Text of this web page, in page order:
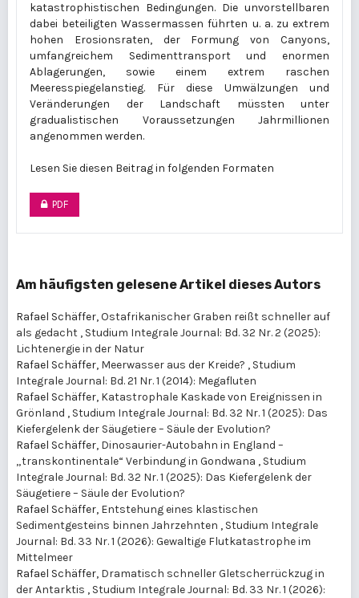
katastrophistischen Bedingungen. Die unvorstellbaren
dabei beteiligten Wassermassen führten u. a. zu extrem
hohen Erosionsraten, der Formung von Canyons,
umfangreichem Sedimenttransport und enormen
Ablagerungen, sowie einem extrem raschen
Meeresspiegelanstieg. Für diese Umwälzungen und
Veränderungen der Landschaft müssten unter
gradualistischen Voraussetzungen Jahrmillionen
angenommen werden.
Lesen Sie diesen Beitrag in folgenden Formaten
PDF
Am häufigsten gelesene Artikel dieses Autors
Rafael Schäffer,Ostafrikanischer Graben reißt schneller auf
als gedacht , Studium Integrale Journal: Bd. 32 Nr. 2 (2025):
Lichtenergie in der Natur
Rafael Schäffer, Meerwasser aus der Kreide? , Studium
Integrale Journal: Bd. 21 Nr. 1 (2014): Megafluten
Rafael Schäffer, Katastrophale Kaskade von Ereignissen in
Grönland , Studium Integrale Journal: Bd. 32 Nr. 1 (2025): Das
Kiefergelenk der Säugetiere – Säule der Evolution?
Rafael Schäffer, Dinosaurier-Autobahn in England –
„transkontinentale“ Verbindung in Gondwana , Studium
Integrale Journal: Bd. 32 Nr. 1 (2025): Das Kiefergelenk der
Säugetiere – Säule der Evolution?
Rafael Schäffer, Entstehung eines klastischen
Sedimentgesteins binnen Jahrzehnten , Studium Integrale
Journal: Bd. 33 Nr. 1 (2026): Gewaltige Flutkatastrophe im
Mittelmeer
Rafael Schäffer, Dramatisch schneller Gletscherrückzug in
der Antarktis , Studium Integrale Journal: Bd. 33 Nr. 1 (2026):